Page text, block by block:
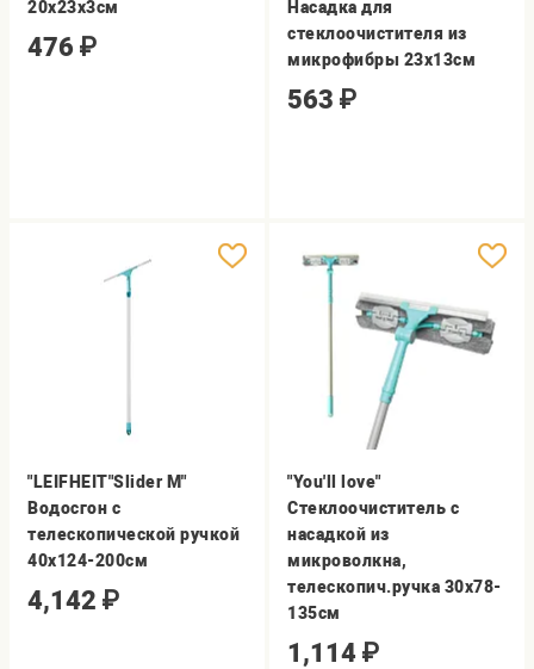
20х23х3см
476 ₽
Насадка для
стеклоочистителя из
микрофибры 23х13см
563 ₽
"LEIFHEIT"Slider M"
Водосгон с
телескопической ручкой
40х124-200см
4,142 ₽
"You'll love"
Стеклоочиститель с
насадкой из
микроволкна,
телескопич.ручка 30х78-
135см
1,114 ₽